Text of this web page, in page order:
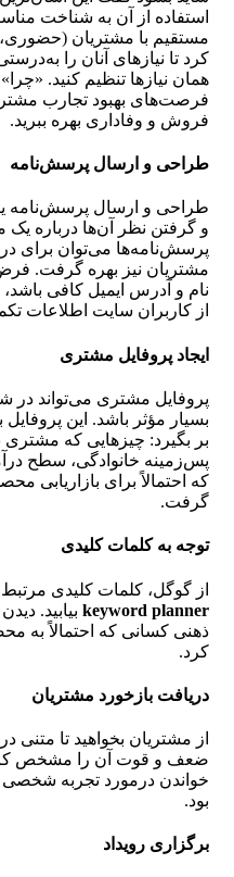
استفاده از آن به شناخت
مستقیم با مشتریان (حضوری،
کرد تا نیازهای آنان را
همان نیازها تنظیم کنید.
فرصت‌های بهبود تجارب‌
فروش و وفاداری بهره ببرید.
طراحی و ارسال پرسش‌نامه
طراحی و ارسال پرسش‌نامه
و گرفتن نظر آن‌ها درباره
پرسش‌نامه‌ها می‌توان برای
مشتریان نیز بهره گرفت.
نام و آدرس ایمیل کافی
از کاربران سایت اطلاعات
ایجاد پروفایل مشتری
پروفایل مشتری می‌تواند در
بسیار مؤثر باشد. این
بر بگیرد: چیزهایی که مشتری
پس‌زمینه خانوادگی، سطح
که احتمالاً برای بازاریابی
گرفت.
توجه به کلمات کلیدی
از گوگل، کلمات کلیدی مرتبط
keyword planner
بیابید.
ذهنی کسانی که احتمالاً به
کرد.
دریافت بازخورد مشتریان
از مشتریان بخواهید تا متنی
ضعف و قوت آن را مشخص
خواندن درمورد تجربه شخصی
بود.
برگزاری رویداد